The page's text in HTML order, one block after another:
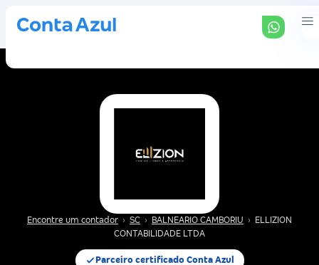
Encontre um contador › SC › BALNEARIO CAMBORIU ›
ELLIZION
CONTABILIDADE LTDA
Parceiro certificado Conta Azul